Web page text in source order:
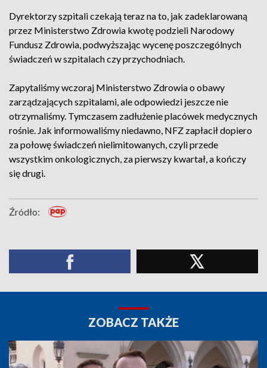
Dyrektorzy szpitali czekają teraz na to, jak zadeklarowaną
przez Ministerstwo Zdrowia kwotę podzieli Narodowy
Fundusz Zdrowia, podwyższając wycenę poszczególnych
świadczeń w szpitalach czy przychodniach.
Zapytaliśmy wczoraj Ministerstwo Zdrowia o obawy
zarządzających szpitalami, ale odpowiedzi jeszcze nie
otrzymaliśmy. Tymczasem zadłużenie placówek medycznych
rośnie. Jak informowaliśmy niedawno, NFZ zapłacił dopiero
za połowę świadczeń nielimitowanych, czyli przede
wszystkim onkologicznych, za pierwszy kwartał, a kończy
się drugi.
Źródło:
ZOBACZ TAKŻE